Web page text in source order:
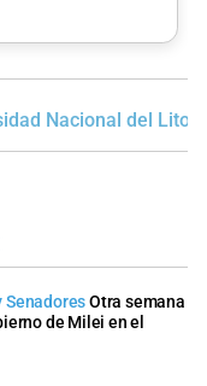
Nacional del
SenadoresOtra semana
de Milei en el